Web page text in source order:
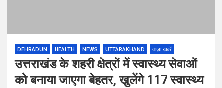
DEHRADUN HEALTH NEWS UTTARAKHAND ताज़ा ख़बरें
उत्तराखंड के शहरी क्षेत्रों में स्वास्थ्य सेवाओं
को बनाया जाएगा बेहतर, खुलेंगे 117 स्वास्थ्य